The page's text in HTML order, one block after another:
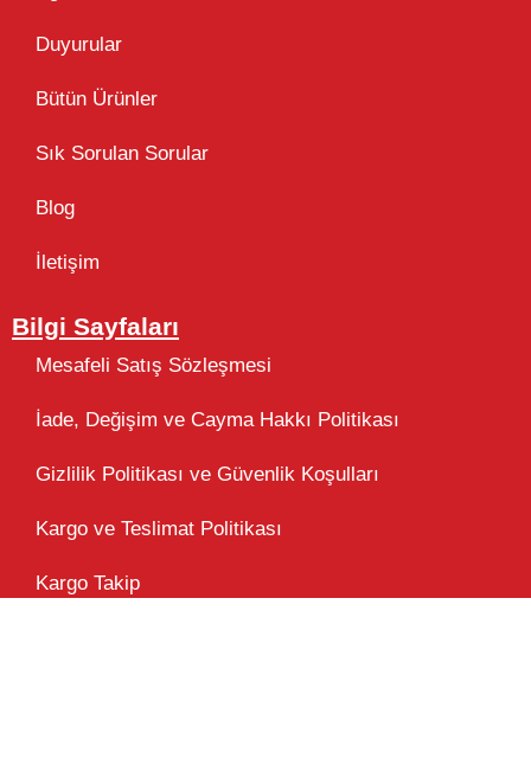
Duyurular
Bütün Ürünler
Sık Sorulan Sorular
Blog
İletişim
Bilgi Sayfaları
Mesafeli Satış Sözleşmesi
İade, Değişim ve Cayma Hakkı Politikası
Gizlilik Politikası ve Güvenlik Koşulları
Kargo ve Teslimat Politikası
Kargo Takip